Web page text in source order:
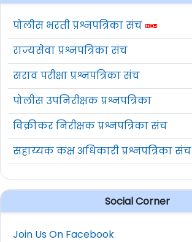
पोलीस भरती प्रश्नपत्रिका संच
राज्यसेवा प्रश्नपत्रिका संच
सराव परीक्षा प्रश्नपत्रिका संच
पोलीस उपनिरीक्षक प्रश्नपत्रिका
विक्रीकर निरीक्षक प्रश्नपत्रिका संच
सहाय्यक कक्ष अधिकारी प्रश्नपत्रिका संच
Social Corner
Join Us On Facebook